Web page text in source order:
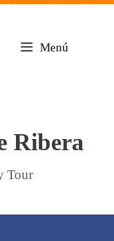
Menú
Ribera
Tour